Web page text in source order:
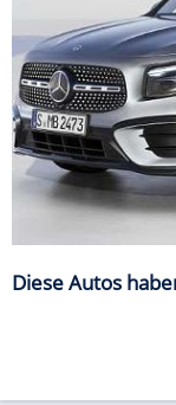
Diese Autos